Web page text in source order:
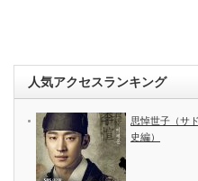
人気アクセスランキング
思悼世子（サ
史編）